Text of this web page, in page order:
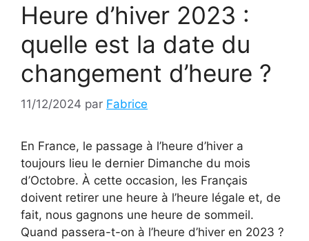
Heure d’hiver 2023 :
quelle est la date du
changement d’heure ?
11/12/2024 par Fabrice
En France, le passage à l’heure d’hiver a
toujours lieu le dernier Dimanche du mois
d’Octobre. À cette occasion, les Français
doivent retirer une heure à l’heure légale et, de
fait, nous gagnons une heure de sommeil.
Quand passera-t-on à l’heure d’hiver en 2023 ?